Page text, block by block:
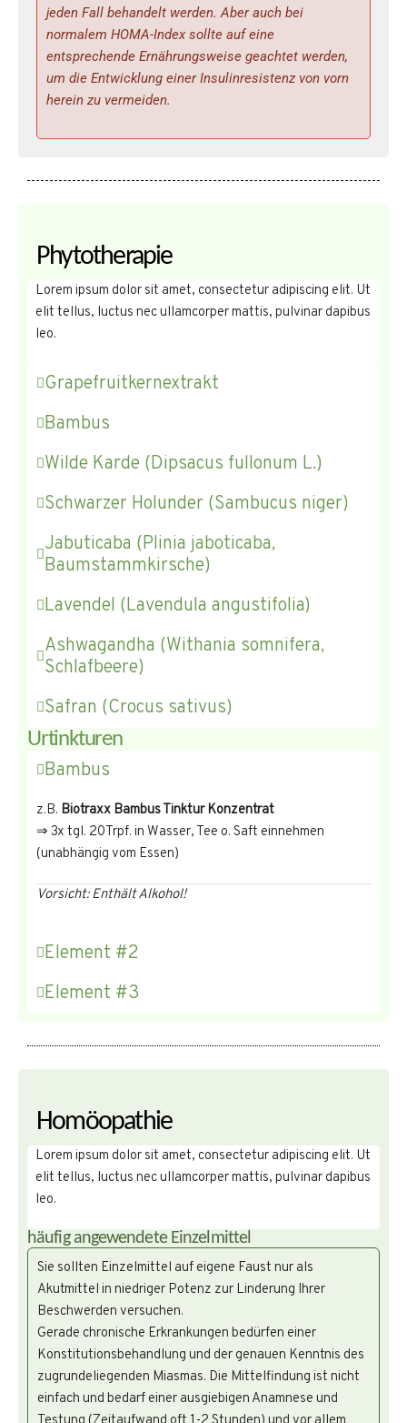
jeden Fall behandelt werden. Aber auch bei
normalem HOMA-Index sollte auf eine
entsprechende Ernährungsweise geachtet werden,
um die Entwicklung einer Insulinresistenz von vorn
herein zu vermeiden.
Phytotherapie
Lorem ipsum dolor sit amet, consectetur adipiscing elit. Ut
elit tellus, luctus nec ullamcorper mattis, pulvinar dapibus
leo.
Grapefruitkernextrakt
Bambus
Wilde Karde (Dipsacus fullonum L.)
Schwarzer Holunder (Sambucus niger)
Jabuticaba (Plinia jaboticaba,
Baumstammkirsche)
Lavendel (Lavendula angustifolia)
Ashwagandha (Withania somnifera,
Schlafbeere)
Safran (Crocus sativus)
Urtinkturen
Bambus
z.B. Biotraxx Bambus Tinktur Konzentrat
⇒ 3x tgl. 20Trpf. in Wasser, Tee o. Saft einnehmen
(unabhängig vom Essen)
Vorsicht: Enthält Alkohol!
Element #2
Element #3
Homöopathie
Lorem ipsum dolor sit amet, consectetur adipiscing elit. Ut
elit tellus, luctus nec ullamcorper mattis, pulvinar dapibus
leo.
häufig angewendete Einzelmittel
Sie sollten Einzelmittel auf eigene Faust nur als
Akutmittel in niedriger Potenz zur Linderung Ihrer
Beschwerden versuchen.
Gerade chronische Erkrankungen bedürfen einer
Konstitutionsbehandlung und der genauen Kenntnis des
zugrundeliegenden Miasmas. Die Mittelfindung ist nicht
einfach und bedarf einer ausgiebigen Anamnese und